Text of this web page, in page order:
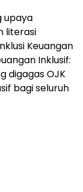
upaya
literasi
Keuangan
Inklusif:
digagas OJK
bagi seluruh